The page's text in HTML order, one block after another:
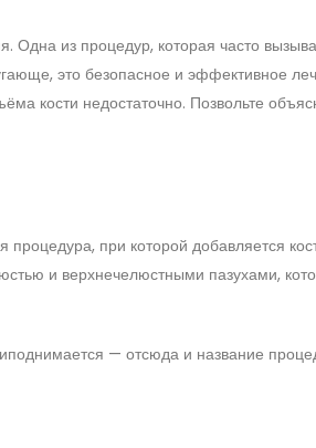
из процедур, которая часто
это безопасное и эффективное
кости недостаточно. Позвольте
при которой добавляется
и верхнечелюстными пазухами,
— отсюда и название